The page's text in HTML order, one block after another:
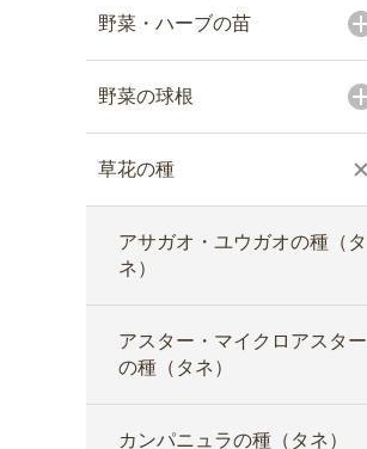
野菜・ハーブの苗
野菜の球根
草花の種
アサガオ・ユウガオの種（タ
ネ）
アスター・マイクロアスター
の種（タネ）
カンパニュラの種（タネ）